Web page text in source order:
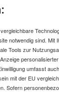
52626192
2-3 Arbeitstage
notwendig sind. Mit
Tools zur
personalisierter
umfasst
mit der EU
Sofern